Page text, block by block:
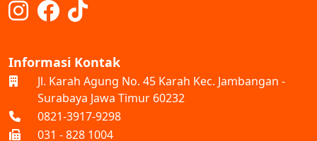
Informasi Kontak
Jl. Karah Agung No. 45 Karah Kec. Jambangan -
Surabaya Jawa Timur 60232
0821-3917-9298
031 - 828 1004